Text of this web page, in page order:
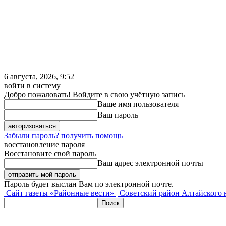
6 августа, 2026, 9:52
войти в систему
Добро пожаловать! Войдите в свою учётную запись
Ваше имя пользователя
Ваш пароль
Забыли пароль? получить помощь
восстановление пароля
Восстановите свой пароль
Ваш адрес электронной почты
Пароль будет выслан Вам по электронной почте.
Сайт газеты «Районные вести» | Советский район Алтайского